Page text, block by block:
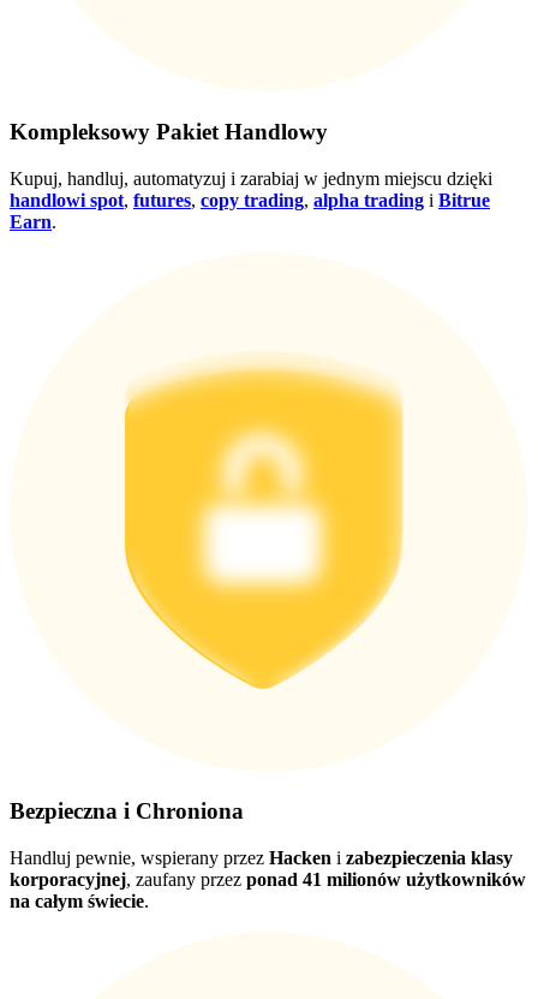
Zaloguj sieZapisać się
Polski
Kompleksowy Pakiet Handlowy
Kupuj, handluj, automatyzuj i zarabiaj w jednym miejscu dzięki
handlowi spot, futures, copy trading, alpha trading i Bitrue
Earn.
Bezpieczna i Chroniona
Handluj pewnie, wspierany przez Hacken i zabezpieczenia klasy
korporacyjnej, zaufany przez ponad 41 milionów użytkowników
na całym świecie.